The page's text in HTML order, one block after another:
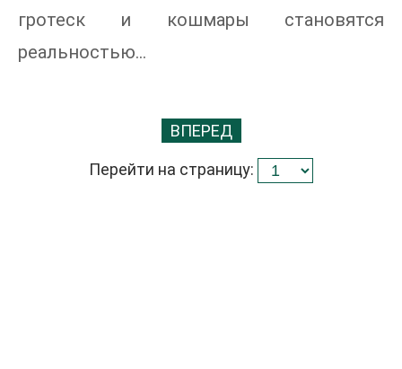
гротеск и кошмары становятся
реальностью...
ВПЕРЕД
Перейти на страницу: